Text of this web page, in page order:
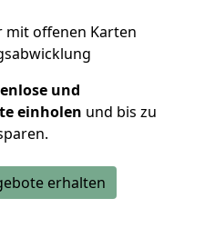
mit offenen Karten
und
einholen und bis zu
erhalten